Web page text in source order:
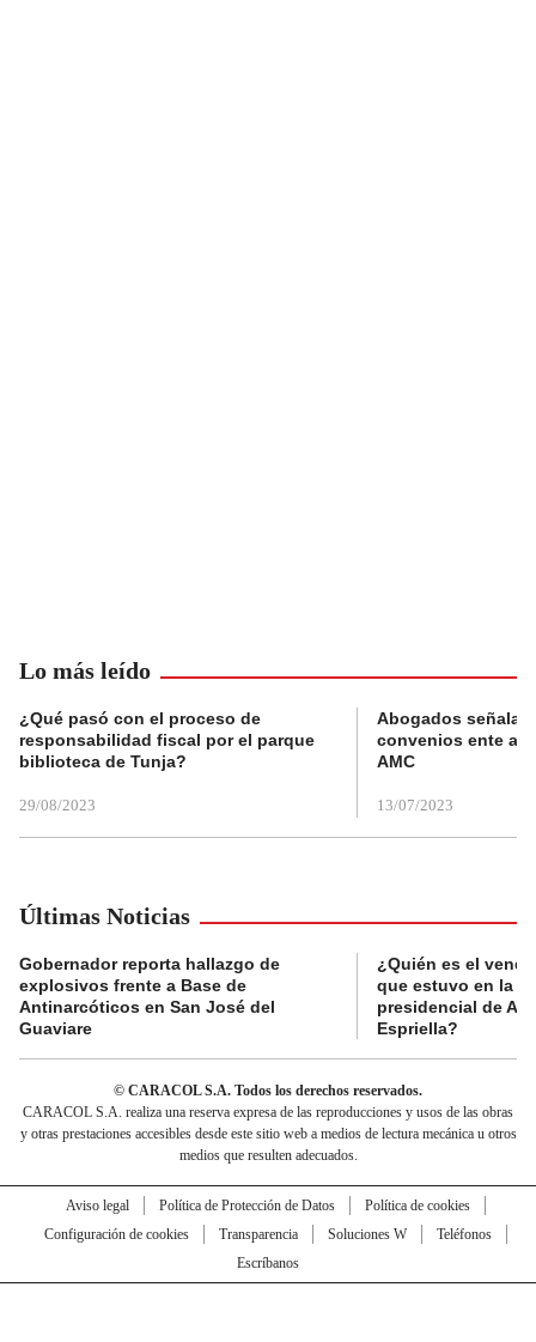
Lo más leído
¿Qué pasó con el proceso de
responsabilidad fiscal por el parque
biblioteca de Tunja?
29/08/2023
Abogados
convenios ente
AMC
13/07/2023
Últimas Noticias
Gobernador reporta hallazgo de
explosivos frente a Base de
Antinarcóticos en San José del
Guaviare
¿Quién es el
que estuvo en la
presidencial de
Espriella?
© CARACOL S.A. Todos los derechos reservados.
CARACOL S.A. realiza una reserva expresa de las reproducciones y usos de las obras
y otras prestaciones accesibles desde este sitio web a medios de lectura mecánica u otros
medios que resulten adecuados.
Aviso legal Política de Protección de Datos
Política de cookies
Configuración de cookies
Transparencia Soluciones W
Teléfonos
Escríbanos